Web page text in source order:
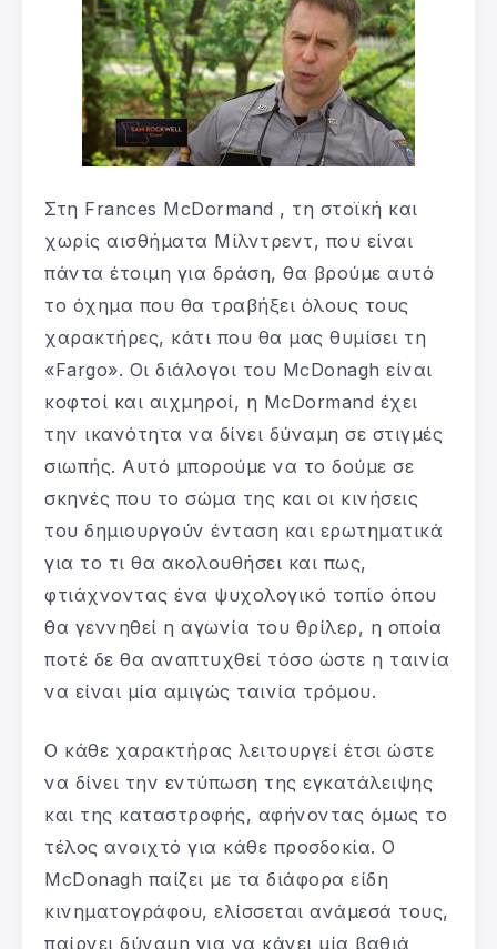
Στη Frances McDormand , τη στοϊκή και
χωρίς αισθήματα Μίλντρεντ, που είναι
πάντα έτοιμη για δράση, θα βρούμε αυτό
το όχημα που θα τραβήξει όλους τους
χαρακτήρες, κάτι που θα μας θυμίσει τη
«Fargo». Οι διάλογοι του McDonagh είναι
κοφτοί και αιχμηροί, η McDormand έχει
την ικανότητα να δίνει δύναμη σε στιγμές
σιωπής. Αυτό μπορούμε να το δούμε σε
σκηνές που το σώμα της και οι κινήσεις
του δημιουργούν ένταση και ερωτηματικά
για το τι θα ακολουθήσει και πως,
φτιάχνοντας ένα ψυχολογικό τοπίο όπου
θα γεννηθεί η αγωνία του θρίλερ, η οποία
ποτέ δε θα αναπτυχθεί τόσο ώστε η ταινία
να είναι μία αμιγώς ταινία τρόμου.
Ο κάθε χαρακτήρας λειτουργεί έτσι ώστε
να δίνει την εντύπωση της εγκατάλειψης
και της καταστροφής, αφήνοντας όμως το
τέλος ανοιχτό για κάθε προσδοκία. Ο
McDonagh παίζει με τα διάφορα είδη
κινηματογράφου, ελίσσεται ανάμεσά τους,
παίρνει δύναμη για να κάνει μία βαθιά